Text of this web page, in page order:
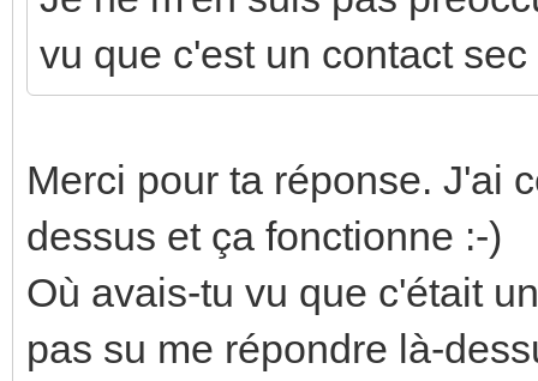
vu que c'est un contact
Merci pour ta réponse. J'ai
dessus et ça fonctionne :-)
Où avais-tu vu que c'était
pas su me répondre là-